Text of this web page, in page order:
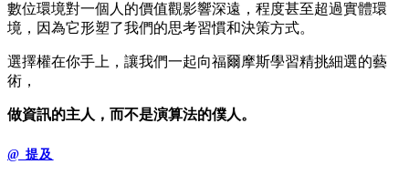
數位環境對一個人的價值觀影響深遠，程度甚至超過實體環
境，因為它形塑了我們的思考習慣和決策方式。
選擇權在你手上，讓我們一起向福爾摩斯學習精挑細選的藝
術，
做資訊的主人，而不是演算法的僕人。
@ 提及